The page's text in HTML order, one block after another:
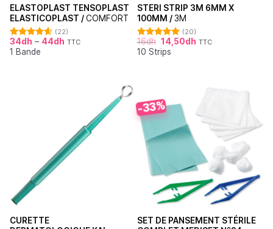
ELASTOPLAST TENSOPLAST
ELASTICOPLAST /COMFORT
Note4.64
sur 5
(22)
34dh – 44dh TTC
1 Bande
STERI STRIP 3M 6MM X
100MM /3M
Note
4.95
sur 5
(20)
16dh 14,50dh TTC
10 Strips
CURETTE
-33%
SET DE PANSEMENT STÉRILE